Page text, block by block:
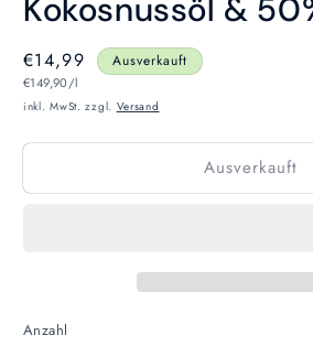
Kokosnussöl &
Normaler
Preis
€14,99
Grundpreis
€149,90/l
Ausverkauft
inkl. MwSt. zzgl. Versand
Ausverkauft
Anzahl
Anzahl